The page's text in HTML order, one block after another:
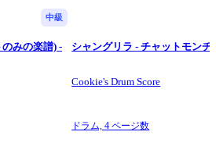
中級
みの楽譜) -
シャングリラ - チャットモンチ
Cookie's Drum Score
ドラム,4 ページ数